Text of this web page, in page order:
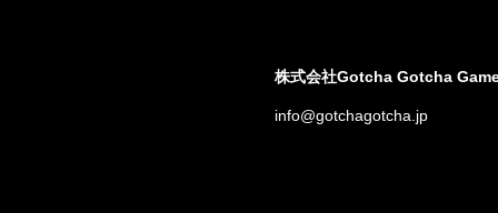
株式会社Gotcha Gotcha
info@gotchagotcha.jp